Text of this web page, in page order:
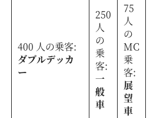
400 人の乗客:
ダブルデッカ
ー
250
人
の
乗
客:
一
般
車
75
人
の
MC
乗
客:
展
望
車